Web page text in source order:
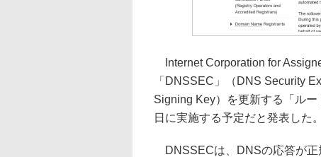
Internet Corporation for
「DNSSEC」（DNS Security
Signing Key）を更新する「ル
日に実施する予定だと発表した。
DNSSECは、DNSの応答が正